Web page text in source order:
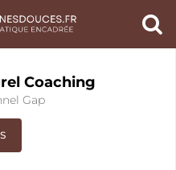
un
Coaching
Gap